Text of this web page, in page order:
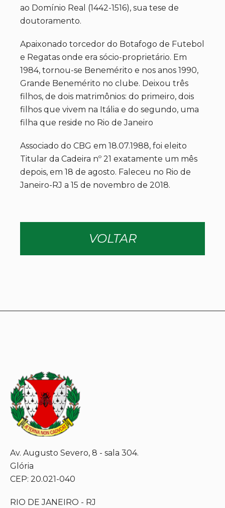
ao Domínio Real (1442-1516), sua tese de
doutoramento.
Apaixonado torcedor do Botafogo de Futebol
e Regatas onde era sócio-proprietário. Em
1984, tornou-se Benemérito e nos anos 1990,
Grande Benemérito no clube. Deixou três
filhos, de dois matrimônios: do primeiro, dois
filhos que vivem na Itália e do segundo, uma
filha que reside no Rio de Janeiro
Associado do CBG em 18.07.1988, foi eleito
Titular da Cadeira nº 21 exatamente um mês
depois, em 18 de agosto. Faleceu no Rio de
Janeiro-RJ a 15 de novembro de 2018.
VOLTAR
Av. Augusto Severo, 8 - sala 304.
Glória
CEP: 20.021-040
RIO DE JANEIRO - RJ